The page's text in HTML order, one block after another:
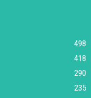
498
418
290
235